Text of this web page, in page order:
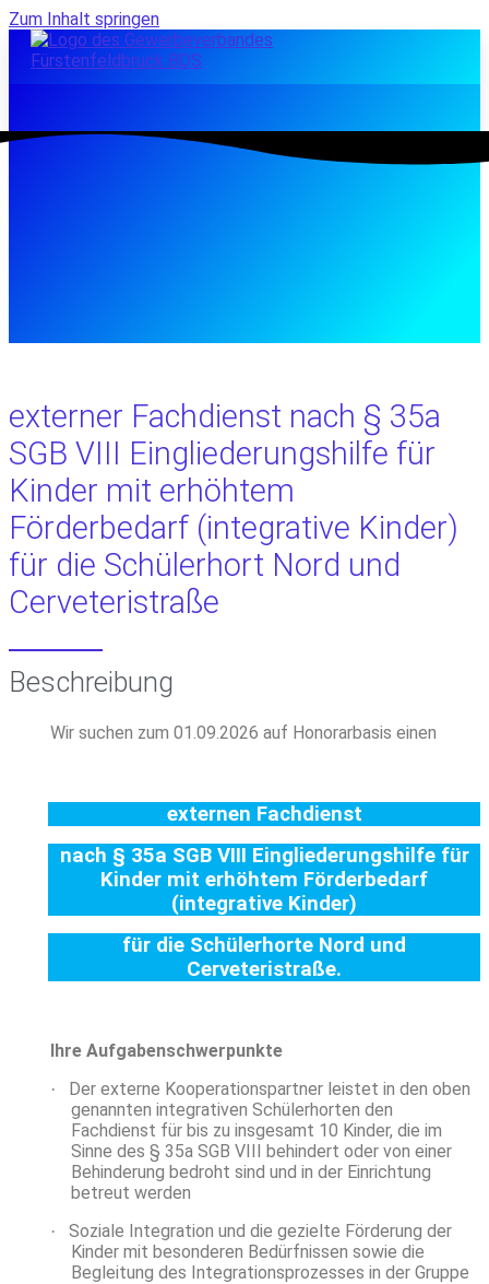
Zum Inhalt springen
externer Fachdienst nach § 35a
SGB VIII Eingliederungshilfe für
Kinder mit erhöhtem
Förderbedarf (integrative Kinder)
für die Schülerhort Nord und
Cerveteristraße
Beschreibung
Wir suchen zum 01.09.2026 auf Honorarbasis einen
externen Fachdienst
nach § 35a SGB VIII Eingliederungshilfe für
Kinder mit erhöhtem Förderbedarf
(integrative Kinder)
für die Schülerhorte Nord und
Cerveteristraße.
Ihre Aufgabenschwerpunkte
·
Der externe Kooperationspartner leistet in den oben
genannten integrativen Schülerhorten den
Fachdienst für bis zu insgesamt 10 Kinder, die im
Sinne des § 35a SGB VIII behindert oder von einer
Behinderung bedroht sind und in der Einrichtung
betreut werden
·
Soziale Integration und die gezielte Förderung der
Kinder mit besonderen Bedürfnissen sowie die
Begleitung des Integrationsprozesses in der Gruppe